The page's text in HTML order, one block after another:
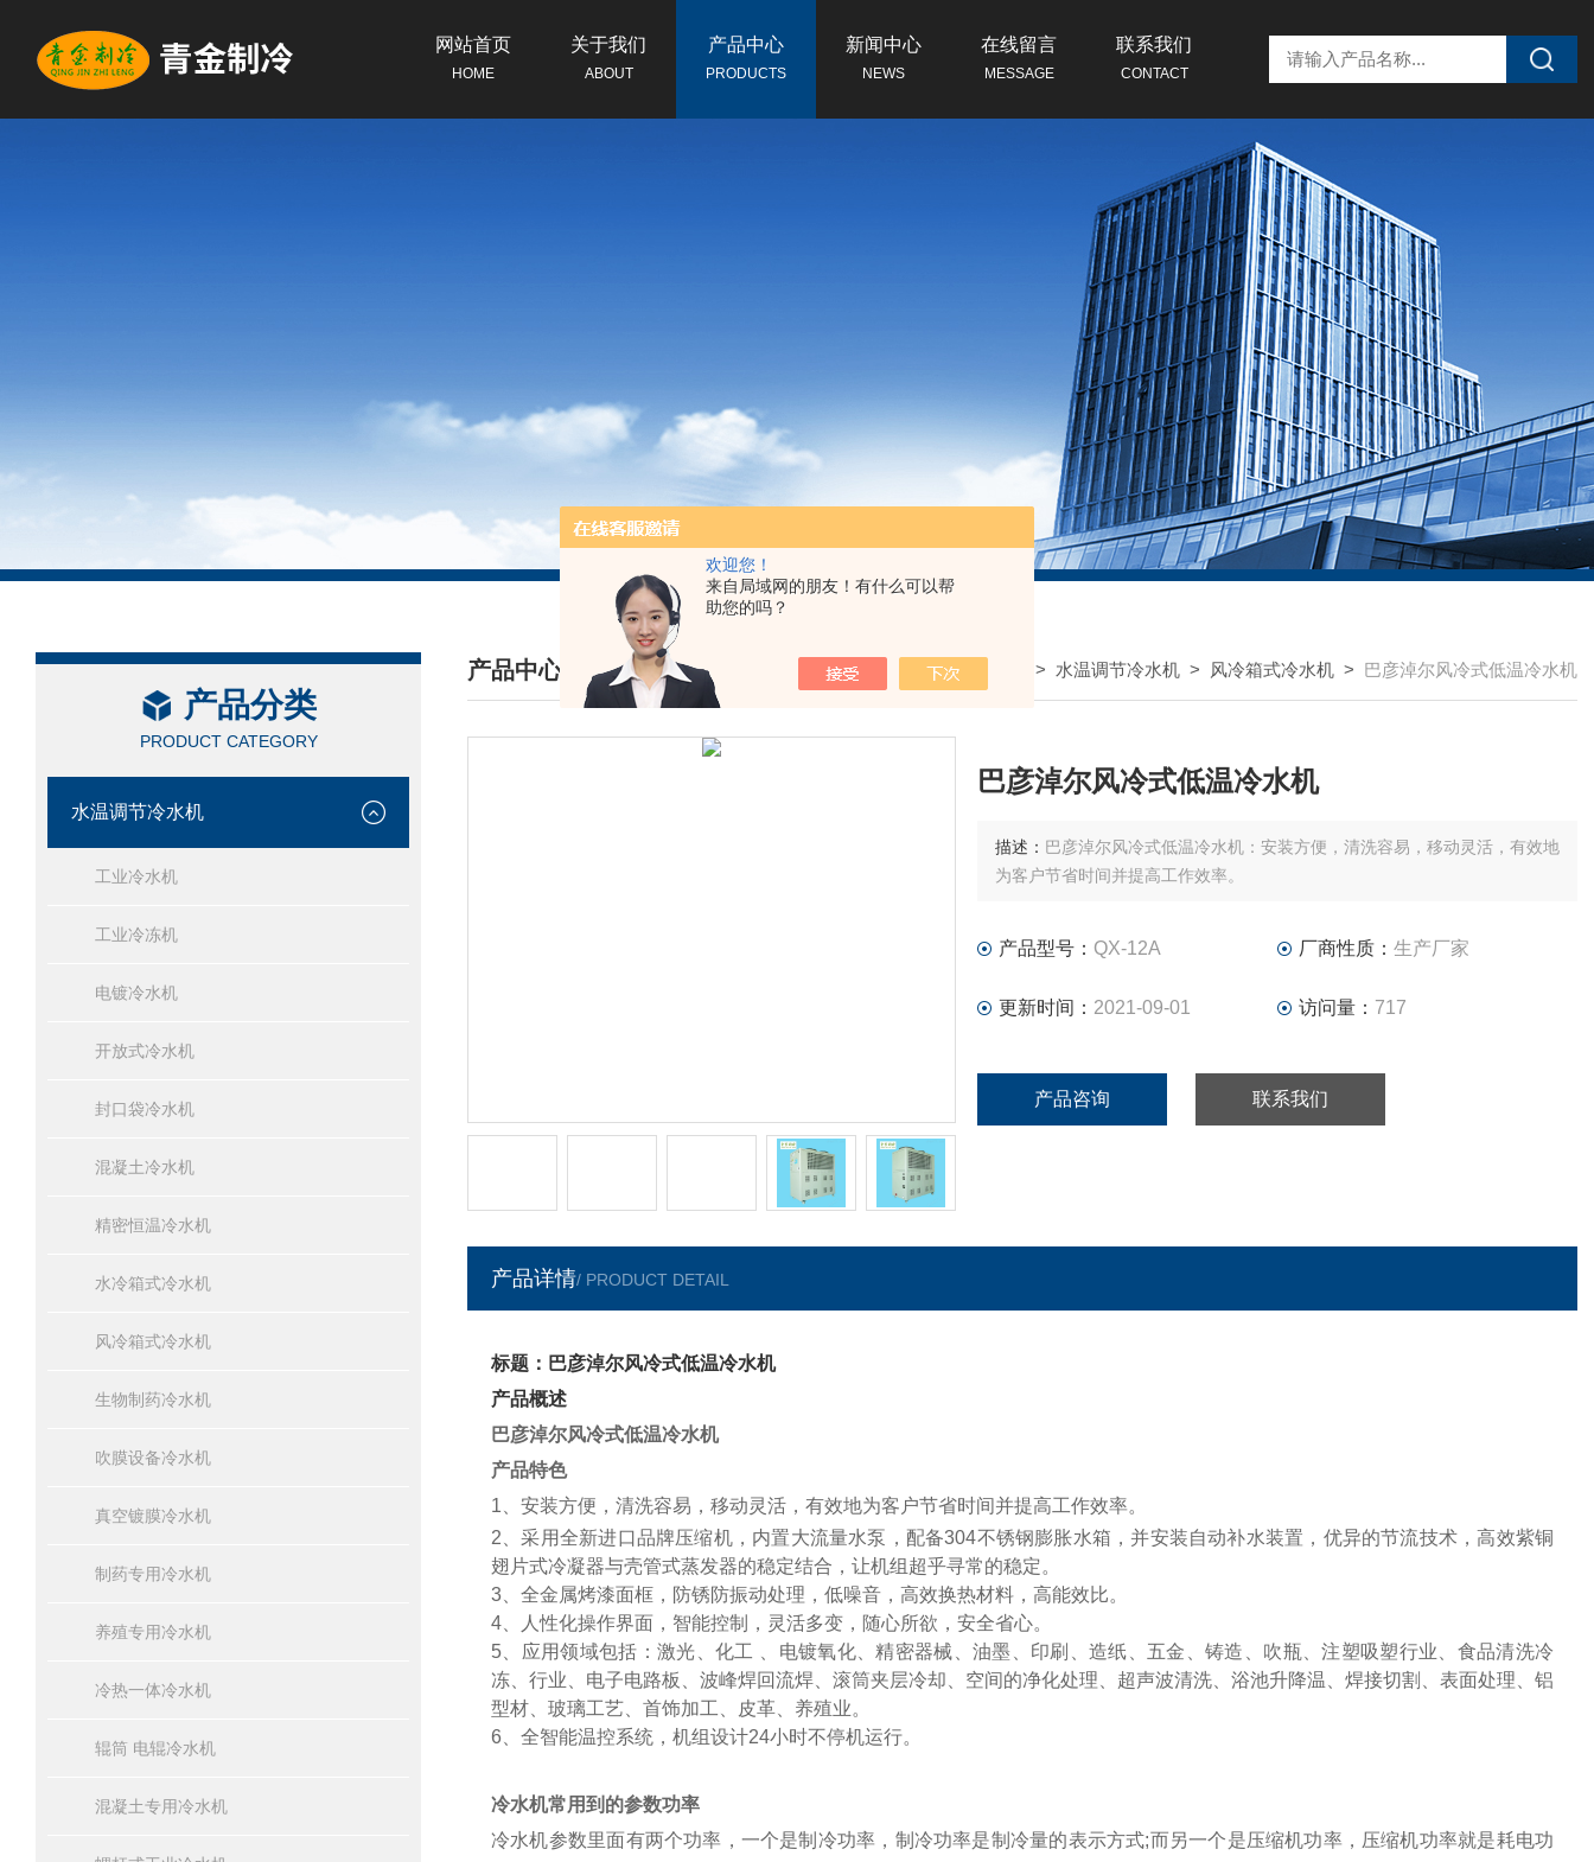
欢迎您！
来自局域网的朋友！有什么可以帮
助您的吗？
网站首页
HOME
关于我们
ABOUT
产品中心
PRODUCTS
新闻中心
NEWS
在线留言
MESSAGE
联系我们
CONTACT
产品分类
PRODUCT CATEGORY
水温调节冷水机
工业冷水机
工业冷冻机
电镀冷水机
开放式冷水机
封口袋冷水机
混凝土冷水机
精密恒温冷水机
水冷箱式冷水机
风冷箱式冷水机
生物制药冷水机
吹膜设备冷水机
真空镀膜冷水机
制药专用冷水机
养殖专用冷水机
冷热一体冷水机
辊筒 电辊冷水机
混凝土专用冷水机
产品中心
/ PRODUCTS CENTER
我的位置： >产品中心 > 水温调节冷水机 > 风冷箱式冷水机 > 巴彦淖尔风冷式低温冷水机
巴彦淖尔风冷式低温冷水机
描述： 巴彦淖尔风冷式低温冷水机：安装方便，清洗容易，移动灵活，有效地
为客户节省时间并提高工作效率。
产品型号： QX-12A 厂商性质： 生产厂家
更新时间： 2021-09-01 访问量： 717
产品咨询 联系我们
产品详情/ PRODUCT DETAIL
标题：巴彦淖尔风冷式低温冷水机
产品概述
巴彦淖尔风冷式低温冷水机
产品特色
1、安装方便，清洗容易，移动灵活，有效地为客户节省时间并提高工作效率。
2、采用全新进口品牌压缩机，内置大流量水泵，配备304不锈钢膨胀水箱，并安装自动补水装置，优异的节流技术，高效紫铜
翅片式冷凝器与壳管式蒸发器的稳定结合，让机组超乎寻常的稳定。
3、全金属烤漆面框，防锈防振动处理，低噪音，高效换热材料，高能效比。
4、人性化操作界面，智能控制，灵活多变，随心所欲，安全省心。
5、应用领域包括：激光、化工 、电镀氧化、精密器械、油墨、印刷、造纸、五金、铸造、吹瓶、注塑吸塑行业、食品清洗冷
冻、行业、电子电路板、波峰焊回流焊、滚筒夹层冷却、空间的净化处理、超声波清洗、浴池升降温、焊接切割、表面处理、铝
型材、玻璃工艺、首饰加工、皮革、养殖业。
6、全智能温控系统，机组设计24小时不停机运行。
冷水机常用到的参数功率
冷水机参数里面有两个功率，一个是制冷功率，制冷功率是制冷量的表示方式;而另一个是压缩机功率，压缩机功率就是耗电功